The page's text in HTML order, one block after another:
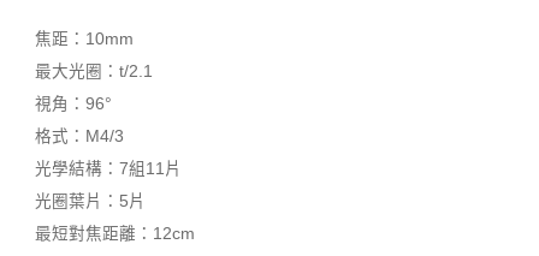
焦距：10mm
最大光圈：t/2.1
視角：96°
格式：M4/3
光學結構：7組11片
光圈葉片：5片
最短對焦距離：12cm